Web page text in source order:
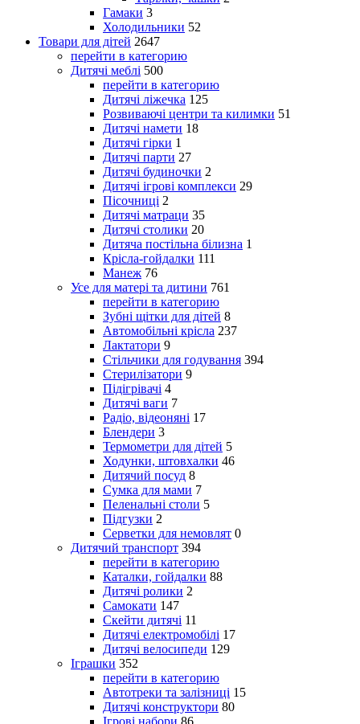
Гамаки 3
Холодильники 52
Товари для дітей 2647
перейти в категорию
Дитячі меблі 500
перейти в категорию
Дитячі ліжечка 125
Розвиваючі центри та килимки 51
Дитячі намети 18
Дитячі гірки 1
Дитячі парти 27
Дитячі будиночки 2
Дитячі ігрові комплекси 29
Пісочниці 2
Дитячі матраци 35
Дитячі столики 20
Дитяча постільна білизна 1
Крісла-гойдалки 111
Манеж 76
Усе для матері та дитини 761
перейти в категорию
Зубні щітки для дітей 8
Автомобільні крісла 237
Лактатори 9
Стільчики для годування 394
Стерилізатори 9
Підігрівачі 4
Дитячі ваги 7
Радіо, відеоняні 17
Блендери 3
Термометри для дітей 5
Ходунки, штовхалки 46
Дитячий посуд 8
Сумка для мами 7
Пеленальні столи 5
Підгузки 2
Серветки для немовлят 0
Дитячий транспорт 394
перейти в категорию
Каталки, гойдалки 88
Дитячі ролики 2
Самокати 147
Скейти дитячі 11
Дитячі електромобілі 17
Дитячі велосипеди 129
Іграшки 352
перейти в категорию
Автотреки та залізниці 15
Дитячі конструктори 80
Ігрові набори 86